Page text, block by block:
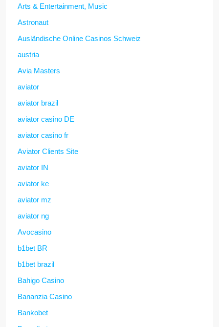
Arts & Entertainment, Music
Astronaut
Ausländische Online Casinos Schweiz
austria
Avia Masters
aviator
aviator brazil
aviator casino DE
aviator casino fr
Aviator Clients Site
aviator IN
aviator ke
aviator mz
aviator ng
Avocasino
b1bet BR
b1bet brazil
Bahigo Casino
Bananzia Casino
Bankobet